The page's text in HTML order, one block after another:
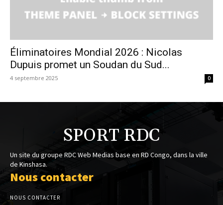
Éliminatoires Mondial 2026 : Nicolas
Dupuis promet un Soudan du Sud...
4 septembre 2025 0
SPORT RDC
Un site du groupe RDC Web Medias base en RD Congo, dans la ville
de Kinshasa.
Nous contacter
NOUS CONTACTER